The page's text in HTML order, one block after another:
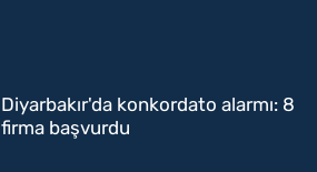
Diyarbakır'da konkordato alarmı: 8
firma başvurdu